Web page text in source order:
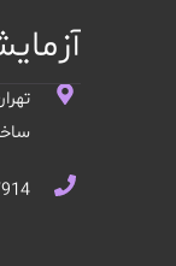
ساختمان 1026